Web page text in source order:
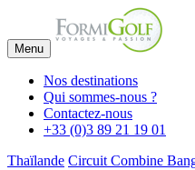
Menu
Nos destinations
Qui sommes-nous ?
Contactez-nous
+33 (0)3 89 21 19 01
Thaïlande Circuit Combine